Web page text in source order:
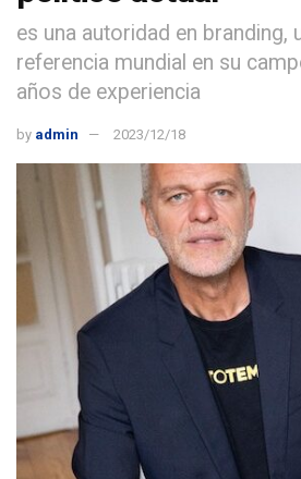
es una autoridad en branding,
referencia mundial en su
años de experiencia
by admin 2023/12/18